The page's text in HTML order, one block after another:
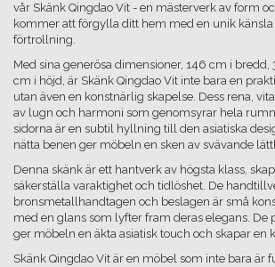
vår Skänk Qingdao Vit - en mästerverk av form
kommer att förgylla ditt hem med en unik känsla
förtrollning.
Med sina generösa dimensioner, 146 cm i bredd,
cm i höjd, är Skänk Qingdao Vit inte bara en
utan även en konstnärlig skapelse. Dess rena,
av lugn och harmoni som genomsyrar hela
sidorna är en subtil hyllning till den asiatiska
nätta benen ger möbeln en sken av svävande
Denna skänk är ett hantverk av högsta klass,
säkerställa varaktighet och tidlöshet. De
bronsmetallhandtagen och beslagen är små
med en glans som lyfter fram deras elegans. De
ger möbeln en äkta asiatisk touch och skapar en
Skänk Qingdao Vit är en möbel som inte bara är